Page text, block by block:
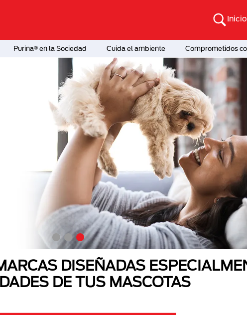
Inicio
Purina® en la Sociedad Cuida el ambiente Comprometidos
DISEÑADAS
DE TUS MASCOTAS